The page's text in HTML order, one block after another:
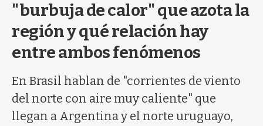
�
"burbuja de calor" que azota la
región y qué relación hay
entre ambos fenómenos
En Brasil hablan de "corrientes de viento
del norte con aire muy caliente" que
llegan a Argentina y el norte uruguayo,